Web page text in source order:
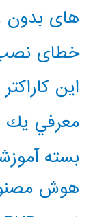
های بدون
خطای نصب
این کاراکتر
معرفي يك
بسته
هوش